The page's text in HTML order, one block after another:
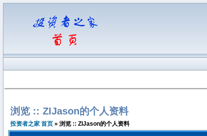
浏览 :: ZIJason的个人资料
投资者之家 首页 » 浏览 :: ZIJason的个人资料